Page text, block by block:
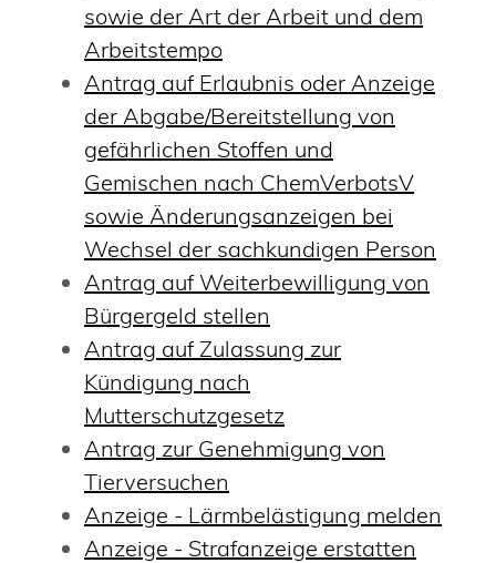
sowie der Art der Arbeit und dem
Arbeitstempo
Antrag auf Erlaubnis oder Anzeige
der Abgabe/Bereitstellung von
gefährlichen Stoffen und
Gemischen nach ChemVerbotsV
sowie Änderungsanzeigen bei
Wechsel der sachkundigen Person
Antrag auf Weiterbewilligung von
Bürgergeld stellen
Antrag auf Zulassung zur
Kündigung nach
Mutterschutzgesetz
Antrag zur Genehmigung von
Tierversuchen
Anzeige - Lärmbelästigung melden
Anzeige - Strafanzeige erstatten